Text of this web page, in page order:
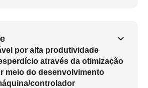
por alta produtividade
através da otimização
meio do desenvolvimento
controlador